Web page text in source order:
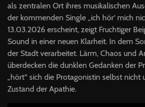
als zentralen Ort ihres musikalischen
der kommenden Single „ich hör‘ mich
13.03.2026 erscheint, zeigt Fruchtiger
Sound in einer neuen Klarheit. In dem
der Stadt verarbeitet. Lärm, Chaos und
überdecken die dunklen Gedanken der
„hört“ sich die Protagonistin selbst nicht
Zustand der Apathie.